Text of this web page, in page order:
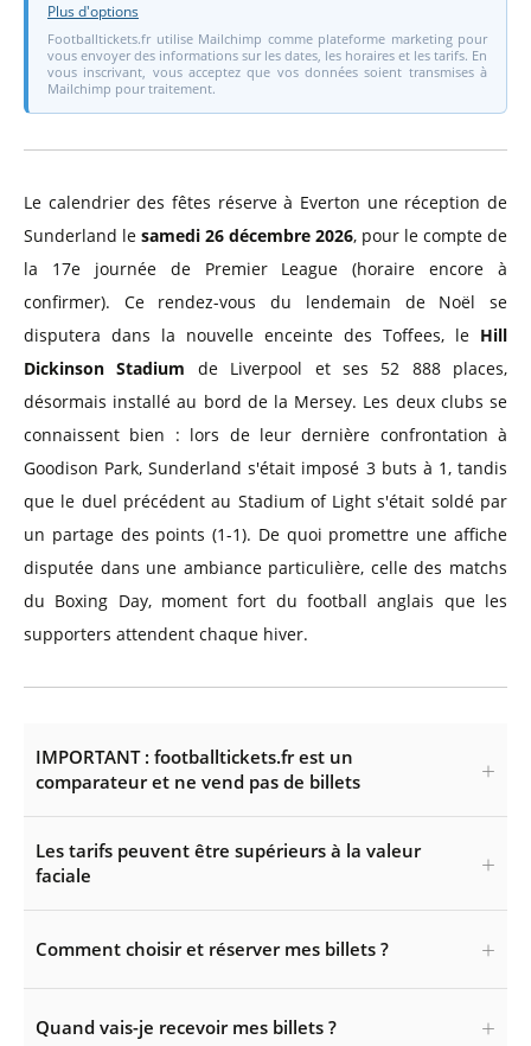
Plus d'options
Footballtickets.fr utilise Mailchimp comme plateforme marketing pour
vous envoyer des informations sur les dates, les horaires et les tarifs. En
vous inscrivant, vous acceptez que vos données soient transmises à
Mailchimp pour traitement.
Le calendrier des fêtes réserve à Everton une réception de
Sunderland le samedi 26 décembre 2026, pour le compte de
la 17e journée de Premier League (horaire encore à
confirmer). Ce rendez-vous du lendemain de Noël se
disputera dans la nouvelle enceinte des Toffees, le Hill
Dickinson Stadium de Liverpool et ses 52 888 places,
désormais installé au bord de la Mersey. Les deux clubs se
connaissent bien : lors de leur dernière confrontation à
Goodison Park, Sunderland s'était imposé 3 buts à 1, tandis
que le duel précédent au Stadium of Light s'était soldé par
un partage des points (1-1). De quoi promettre une affiche
disputée dans une ambiance particulière, celle des matchs
du Boxing Day, moment fort du football anglais que les
supporters attendent chaque hiver.
IMPORTANT : footballtickets.fr est un
comparateur et ne vend pas de billets
Les tarifs peuvent être supérieurs à la valeur
faciale
Comment choisir et réserver mes billets ?
Quand vais-je recevoir mes billets ?